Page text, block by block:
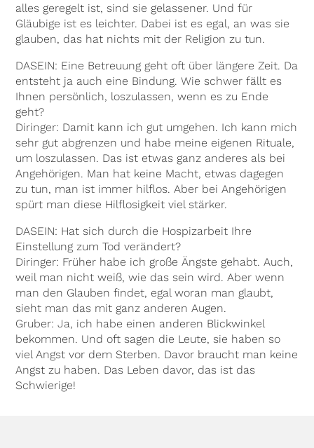
alles geregelt ist, sind sie gelassener. Und für
Gläubige ist es leichter. Dabei ist es egal, an was sie
glauben, das hat nichts mit der Religion zu tun.
DASEIN: Eine Betreuung geht oft über längere Zeit. Da
entsteht ja auch eine Bindung. Wie schwer fällt es
Ihnen persönlich, loszulassen, wenn es zu Ende
geht?
Diringer: Damit kann ich gut umgehen. Ich kann mich
sehr gut abgrenzen und habe meine eigenen Rituale,
um loszulassen. Das ist etwas ganz anderes als bei
Angehörigen. Man hat keine Macht, etwas dagegen
zu tun, man ist immer hilflos. Aber bei Angehörigen
spürt man diese Hilflosigkeit viel stärker.
DASEIN: Hat sich durch die Hospizarbeit Ihre
Einstellung zum Tod verändert?
Diringer: Früher habe ich große Ängste gehabt. Auch,
weil man nicht weiß, wie das sein wird. Aber wenn
man den Glauben findet, egal woran man glaubt,
sieht man das mit ganz anderen Augen.
Gruber: Ja, ich habe einen anderen Blickwinkel
bekommen. Und oft sagen die Leute, sie haben so
viel Angst vor dem Sterben. Davor braucht man keine
Angst zu haben. Das Leben davor, das ist das
Schwierige!